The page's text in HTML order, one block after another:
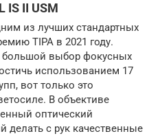
IS II USM
из лучших стандартных
TIPA в 2021 году.
большой выбор фокусных
использованием 17
вот только это
В объективе
оптический
делать с рук качественные